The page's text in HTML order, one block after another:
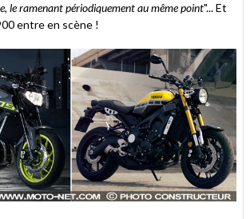
le ramenant périodiquement au même point"... Et
entre en scène !